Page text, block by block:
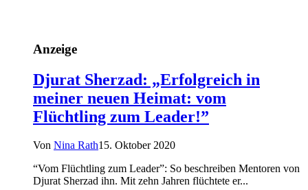
Anzeige
Djurat Sherzad: „Erfolgreich in
meiner neuen Heimat: vom
Flüchtling zum Leader!”
Von Nina Rath15. Oktober 2020
“Vom Flüchtling zum Leader”: So beschreiben Mentoren von
Djurat Sherzad ihn. Mit zehn Jahren flüchtete er...